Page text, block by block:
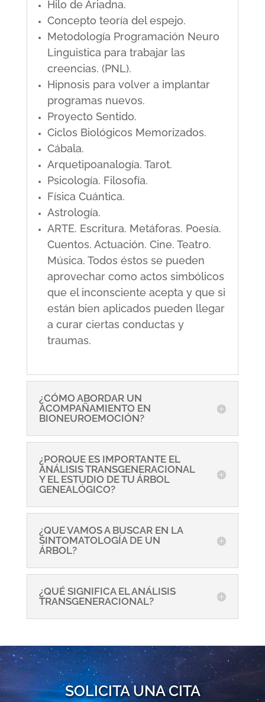
Hilo de Ariadna.
Concepto teoría del espejo.
Metodología Programación Neuro
Linguistica para trabajar las
creencias. (PNL).
Hipnosis para volver a implantar
programas nuevos.
Proyecto Sentido.
Ciclos Biológicos Memorizados.
Cábala.
Arquetipoanalogía. Tarot.
Psicología. Filosofía.
Física Cuántica.
Astrología.
ARTE. Escritura. Metáforas. Poesía.
Cuentos. Actuación. Cine. Teatro.
Música. Todos éstos se pueden
aprovechar como actos simbólicos
que el inconsciente acepta y que si
están bien aplicados pueden llegar
a curar ciertas conductas y
traumas.
¿CÓMO ABORDAR UN
ACOMPAÑAMIENTO EN
BIONEUROEMOCIÓN?
¿PORQUE ES IMPORTANTE EL
ANÁLISIS TRANSGENERACIONAL
Y EL ESTUDIO DE TU ÁRBOL
GENEALÓGICO?
¿QUE VAMOS A BUSCAR EN LA
SINTOMATOLOGÍA DE UN
ÁRBOL?
¿QUÉ SIGNIFICA EL ANÁLISIS
TRANSGENERACIONAL?
SOLICITA UNA CITA